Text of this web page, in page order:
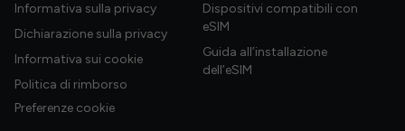
Informativa sulla privacy
Dichiarazione sulla privacy
Informativa sui cookie
Politica di rimborso
Preferenze cookie
Dispositivi compatibili con
eSIM
Guida all’installazione
dell’eSIM